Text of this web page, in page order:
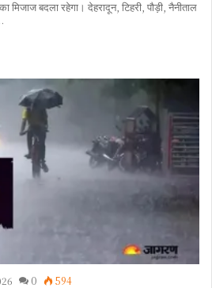
बदला रहेगा। देहरादून, टिहरी, पौड़ी, नैनीताल
0 594